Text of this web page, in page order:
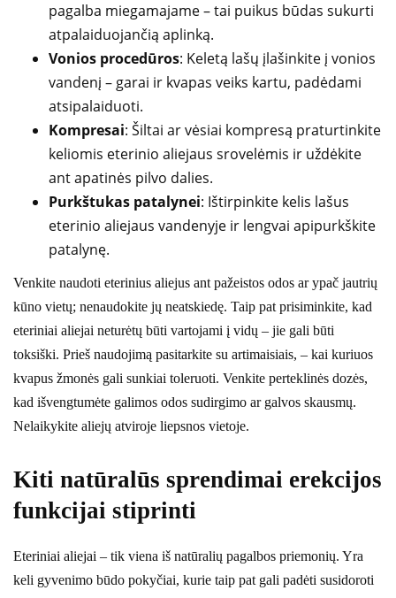
pagalba miegamajame – tai puikus būdas sukurti
atpalaiduojančią aplinką.
Vonios procedūros: Keletą lašų įlašinkite į vonios
vandenį – garai ir kvapas veiks kartu, padėdami
atsipalaiduoti.
Kompresai: Šiltai ar vėsiai kompresą praturtinkite
keliomis eterinio aliejaus srovelėmis ir uždėkite
ant apatinės pilvo dalies.
Purkštukas patalynei: Ištirpinkite kelis lašus
eterinio aliejaus vandenyje ir lengvai apipurkškite
patalynę.
Venkite naudoti eterinius aliejus ant pažeistos odos ar ypač jautrių
kūno vietų; nenaudokite jų neatskiedę. Taip pat prisiminkite, kad
eteriniai aliejai neturėtų būti vartojami į vidų – jie gali būti
toksiški. Prieš naudojimą pasitarkite su artimaisiais, – kai kuriuos
kvapus žmonės gali sunkiai toleruoti. Venkite perteklinės dozės,
kad išvengtumėte galimos odos sudirgimo ar galvos skausmų.
Nelaikykite aliejų atviroje liepsnos vietoje.
Kiti natūralūs sprendimai erekcijos
funkcijai stiprinti
Eteriniai aliejai – tik viena iš natūralių pagalbos priemonių. Yra
keli gyvenimo būdo pokyčiai, kurie taip pat gali padėti susidoroti